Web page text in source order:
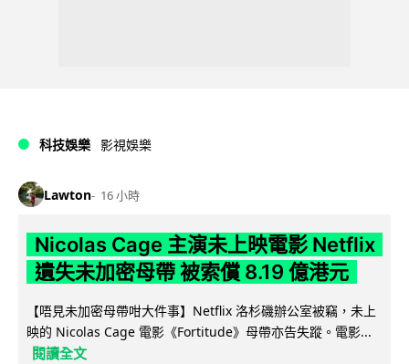
科技娛樂 影視娛樂
Lawton 16 小時
Nicolas Cage 主演未上映電影 Netflix
遺失未加密母帶 被索償 8.19 億港元
【唔見未加密母帶咁大件事】Netflix 洛杉磯辦公室被竊，未上
映的 Nicolas Cage 電影《Fortitude》母帶亦告失蹤。電影...
閱讀全文